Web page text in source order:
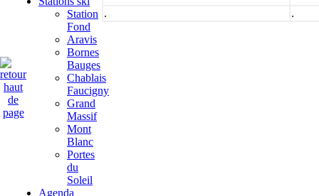
Station
Fond
Aravis
Bornes
Bauges
Chablais
Faucigny
Grand
Massif
Mont
Blanc
Portes
du
Soleil
Agenda
. .